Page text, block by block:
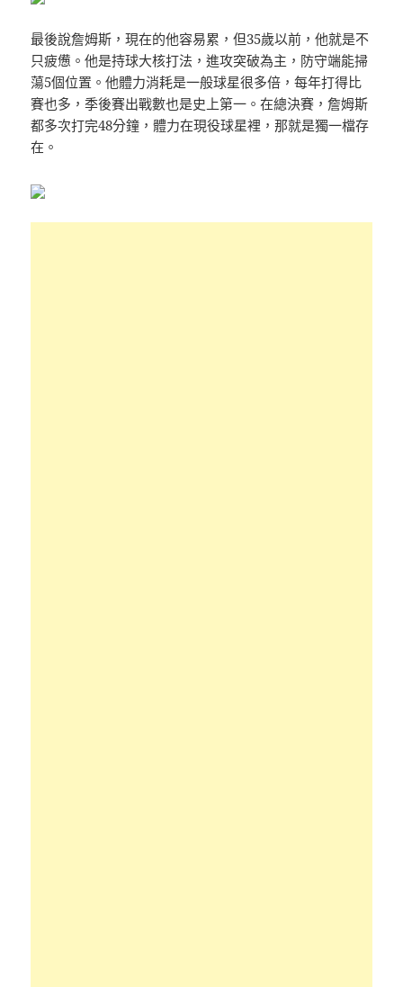
最後說詹姆斯，現在的他容易累，但35歲以前，他就是不
只疲憊。他是持球大核打法，進攻突破為主，防守端能掃
蕩5個位置。他體力消耗是一般球星很多倍，每年打得比
賽也多，季後賽出戰數也是史上第一。在總決賽，詹姆斯
都多次打完48分鐘，體力在現役球星裡，那就是獨一檔存
在。